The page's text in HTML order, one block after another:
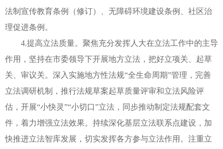
法制宣传教育条例（修订）、无障碍环境建设条例、社区治
理促进条例。
4.提高立法质量。聚焦充分发挥人大在立法工作中的主导
作用，坚持在市委领导下开展地方立法，把好立项关、起草
关、审议关。深入实施地方性法规“全生命周期”管理，完善
立法调研机制，推行法规草案起草质量评审和立法风险评
估，开展“小快灵”“小切口”立法，同步推动制定法规配套文
件，着力增强立法效果。持续深化基层立法联系点建设，加
快推进立法智库发展，切实发挥各方参与立法作用。注重立